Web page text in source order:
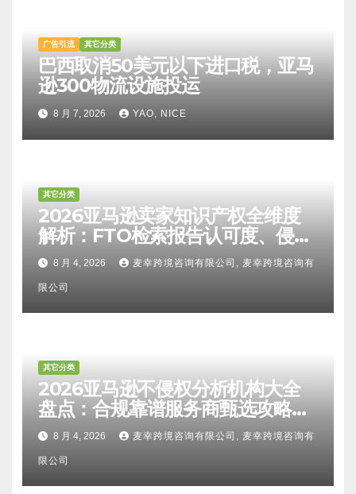
广告引流 其它分类
巴西取消50美元以下进口税，亚马
逊300物流设施投运
8 月 7, 2026 YAO, NICE
其它分类
2026亚马逊卖家知识产权全维度
解析：FTO检索报告认可度、侵权
比对区别、TRO应诉方法及服务商
甄选避坑全攻略
8 月 4, 2026 麦幸跨境咨询有限公司, 麦幸跨境咨询有
限公司
其它分类
2026亚马逊不侵权分析机构大全
盘点：合规靠谱服务商甄选攻略、
避坑FAQ及标杆机构实力详解
8 月 4, 2026 麦幸跨境咨询有限公司, 麦幸跨境咨询有
限公司